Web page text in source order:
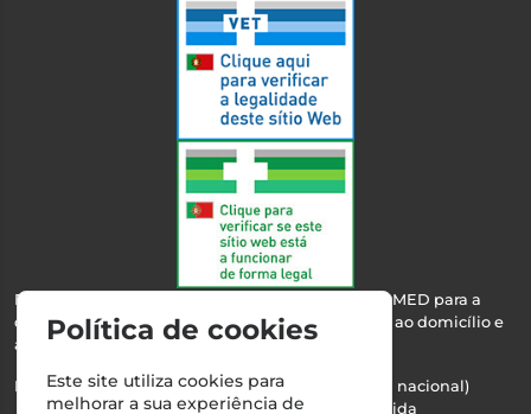
Esta farmácia encontra-se autorizada pelo INFARMED para a
dispensa de medicamentos e produtos de saúde ao domicílio e
através da internet.
Nº Infarmed: 21 798 7100 (chamada para rede fixa nacional)
Direção Técnica:Maria Teresa Almeida
Política de cookies
Este site utiliza cookies para
melhorar a sua experiência de